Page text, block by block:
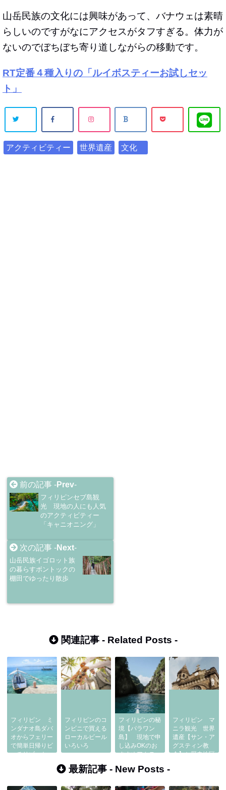
山岳民族の文化には興味があって、バナウェは素晴
らしいのですがなにアクセスがタフすぎる。体力が
ないのでぼちぼち寄り道しながらの移動です。
RT定番４種入りの「ルイボスティーお試しセッ
ト」
アクティビティー 世界遺産 文化
前の記事 -Prev-
フィリピンセブ島観
光 現地の人にも人気
のアクティビティー
「キャニオニング」
次の記事 -Next-
山岳民族イゴロット族
の暮らすボントックの
棚田でゆったり散歩
関連記事 - Related Posts -
フィリピン ミ
ンダナオ島ダバ
オからフェリー
で簡単日帰りビ
ーチリゾート
フィリピンのコ
ンビニで買える
ローカルビール
いろいろ
フィリピンの秘
境【パラワン
島】 現地で申
し込みOKのお
すすめアクティ
フィリピン マ
ニラ観光 世界
遺産【サン・ア
グスティン教
会】と歴史地区
最新記事 - New Posts -